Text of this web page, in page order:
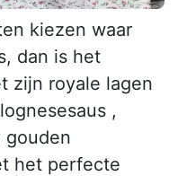
kiezen waar
dan is het
zijn royale lagen
,
gouden
het perfecte